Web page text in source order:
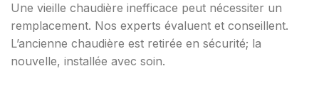
Une vieille chaudière inefficace peut nécessiter un
remplacement. Nos experts évaluent et conseillent.
L’ancienne chaudière est retirée en sécurité; la
nouvelle, installée avec soin.